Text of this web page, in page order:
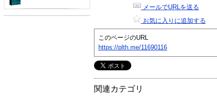
メールでURLを送る
お気に入りに追加する
このページのURL
https://plth.me/11690116
関連カテゴリ